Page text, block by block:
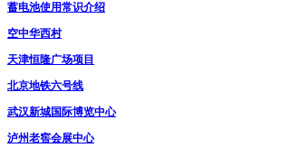
蓄电池使用常识介绍
空中华西村
天津恒隆广场项目
北京地铁六号线
武汉新城国际博览中心
泸州老窖会展中心